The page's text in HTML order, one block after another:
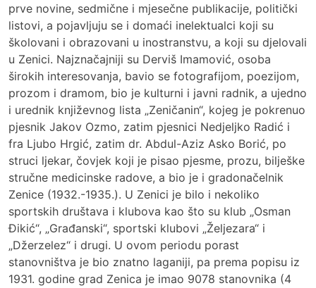
prve novine, sedmične i mjesečne publikacije, politički
listovi, a pojavljuju se i domaći inelektualci koji su
školovani i obrazovani u inostranstvu, a koji su djelovali
u Zenici. Najznačajniji su Derviš Imamović, osoba
širokih interesovanja, bavio se fotografijom, poezijom,
prozom i dramom, bio je kulturni i javni radnik, a ujedno
i urednik književnog lista „Zeničanin“, kojeg je pokrenuo
pjesnik Jakov Ozmo, zatim pjesnici Nedjeljko Radić i
fra Ljubo Hrgić, zatim dr. Abdul-Aziz Asko Borić, po
struci ljekar, čovjek koji je pisao pjesme, prozu, bilješke
stručne medicinske radove, a bio je i gradonačelnik
Zenice (1932.-1935.). U Zenici je bilo i nekoliko
sportskih društava i klubova kao što su klub „Osman
Đikić“, „Građanski“, sportski klubovi „Željezara“ i
„Džerzelez“ i drugi. U ovom periodu porast
stanovništva je bio znatno laganiji, pa prema popisu iz
1931. godine grad Zenica je imao 9078 stanovnika (4